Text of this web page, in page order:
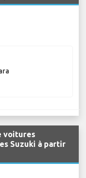
voitures
Suzuki à partir